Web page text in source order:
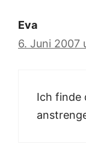
Eva
6. Juni 2007
Ich finde